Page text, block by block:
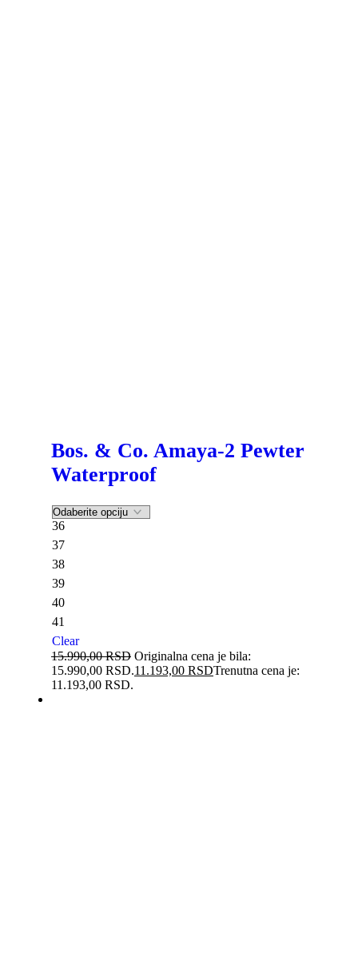
Bos. & Co. Amaya-2 Pewter
Waterproof
36
37
38
39
40
41
Clear
15.990,00RSD Originalna cena je bila:
15.990,00 RSD.11.193,00 RSDTrenutna cena je:
11.193,00 RSD.